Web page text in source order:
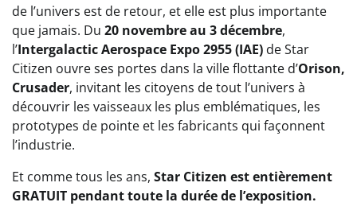
de l’univers est de retour, et elle est plus importante
que jamais. Du 20 novembre au 3 décembre,
l’Intergalactic Aerospace Expo 2955 (IAE) de Star
Citizen ouvre ses portes dans la ville flottante d’Orison,
Crusader, invitant les citoyens de tout l’univers à
découvrir les vaisseaux les plus emblématiques, les
prototypes de pointe et les fabricants qui façonnent
l’industrie.
Et comme tous les ans, Star Citizen est entièrement
GRATUIT pendant toute la durée de l’exposition.